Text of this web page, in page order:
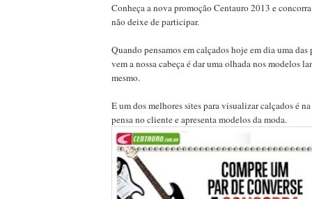
Conheça a nova promoção Centauro 2013 e
não deixe de participar.
Quando pensamos em calçados hoje em dia uma das
vem a nossa cabeça é dar uma olhada nos modelos
mesmo.
E um dos melhores sites para visualizar calçados é
pensa no cliente e apresenta modelos da moda.